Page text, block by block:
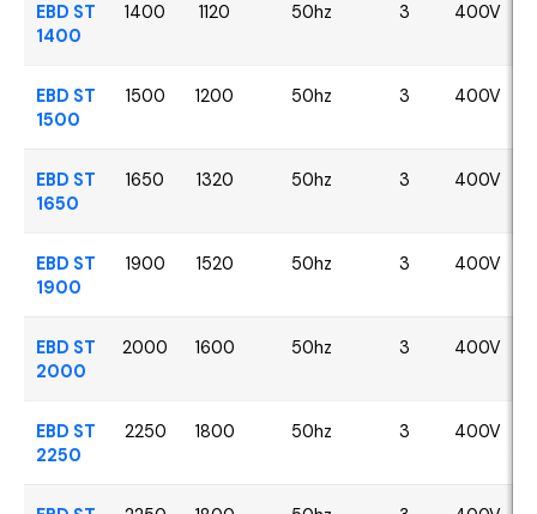
EBD ST
1400
1400 1120 50hz 3 400V
EBD ST
1500
1500 1200 50hz 3 400V
EBD ST
1650
1650 1320 50hz 3 400V
EBD ST
1900
1900 1520 50hz 3 400V
EBD ST
2000
2000 1600 50hz 3 400V
EBD ST
2250
2250 1800 50hz 3 400V